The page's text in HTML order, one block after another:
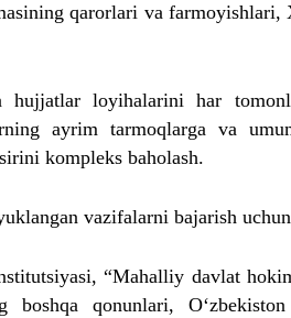
qarorlari va
hujjatlar loyihalarini har
ayrim tarmoqlarga va
kompleks baholash.
vazifalarni bajarish
“Mahalliy davlat
boshqa qonunlari,